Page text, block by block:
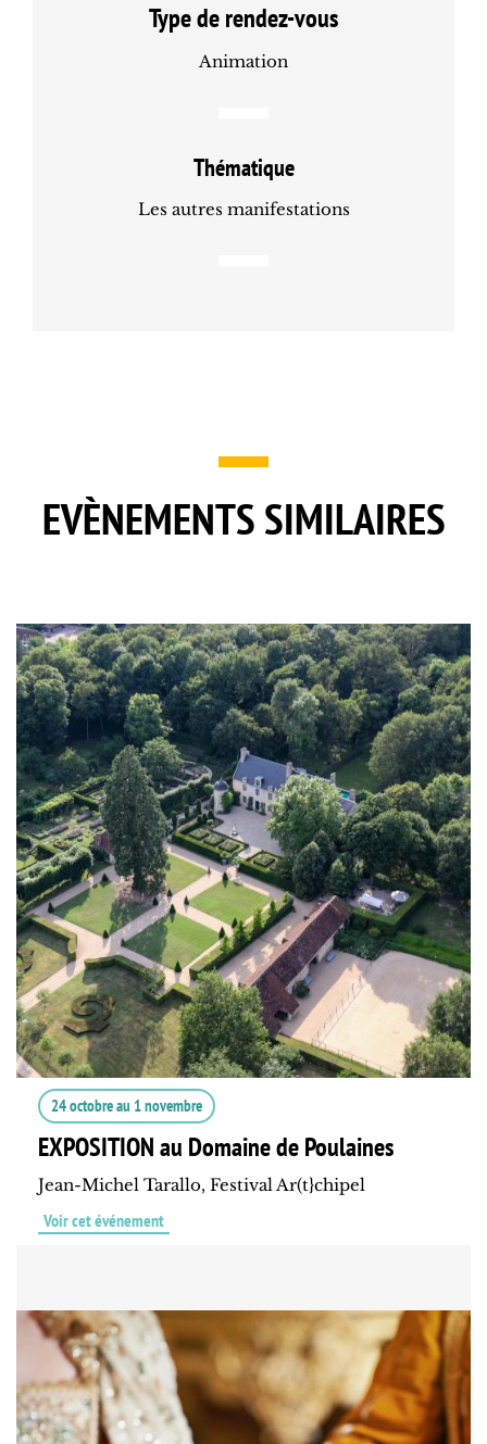
Type de rendez-vous
Animation
Thématique
Les autres manifestations
EVÈNEMENTS SIMILAIRES
24 octobreau 1 novembre
EXPOSITION au Domaine de Poulaines
Jean-Michel Tarallo, Festival Ar(t}chipel
Voir cet événement